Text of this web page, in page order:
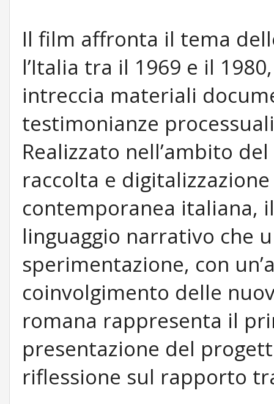
Il film affronta il tema
l’Italia tra il 1969 e il
intreccia materiali
testimonianze
Realizzato nell’ambito del
raccolta e
contemporanea italiana,
linguaggio narrativo che
sperimentazione, con
coinvolgimento delle
romana rappresenta il
presentazione del
riflessione sul rapporto